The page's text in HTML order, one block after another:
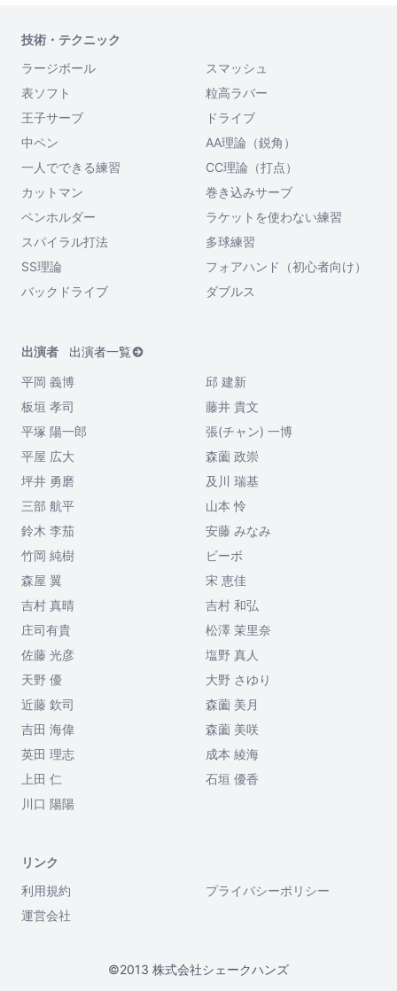
技術・テクニック
ラージボール
スマッシュ
表ソフト
粒高ラバー
王子サーブ
ドライブ
中ペン
AA理論（鋭角）
一人でできる練習
CC理論（打点）
カットマン
巻き込みサーブ
ペンホルダー
ラケットを使わない練習
スパイラル打法
多球練習
SS理論
フォアハンド（初心者向け）
バックドライブ
ダブルス
出演者
出演者一覧
平岡 義博
邱 建新
板垣 孝司
藤井 貴文
平塚 陽一郎
張(チャン) 一博
平屋 広大
森薗 政崇
坪井 勇磨
及川 瑞基
三部 航平
山本 怜
鈴木 李茄
安藤 みなみ
竹岡 純樹
ビーボ
森屋 翼
宋 恵佳
吉村 真晴
吉村 和弘
庄司有貴
松澤 茉里奈
佐藤 光彦
塩野 真人
天野 優
大野 さゆり
近藤 欽司
森薗 美月
吉田 海偉
森薗 美咲
英田 理志
成本 綾海
上田 仁
石垣 優香
川口 陽陽
リンク
利用規約
プライバシーポリシー
運営会社
©2013 株式会社シェークハンズ